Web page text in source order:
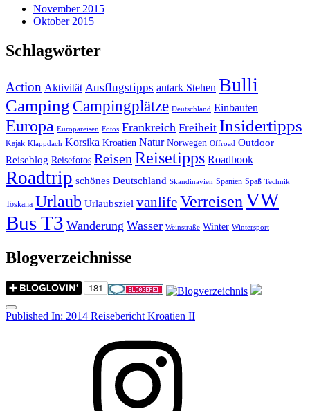
November 2015
Oktober 2015
Schlagwörter
Action Aktivität Ausflugstipps autark Stehen Bulli
Camping Campingplätze Deutschland Einbauten
Europa Europareisen Fotos Frankreich Freiheit Insidertipps
Kajak Klappdach Korsika Kroatien Natur Norwegen Offroad Outdoor
Reiseblog Reisefotos ReisenReisetipps Roadbook
Roadtrip schönes Deutschland Skandinavien Spanien Spaß Technik
Toskana Urlaub Urlaubsziel vanlifeVerreisenVW
Bus T3 Wanderung Wasser Weinstraße Winter Wintersport
Blogverzeichnisse
Menu
Post
Published In: 2014 Reisebericht Kroatien II